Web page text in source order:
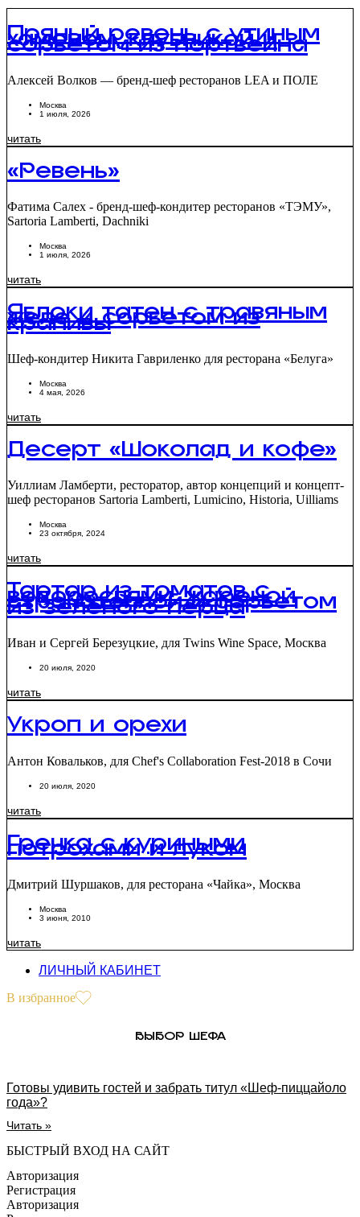
Пряный ревень с утиным
хамоном, клубникой и
сорбетом из портвейна
Алексей Волков — бренд-шеф ресторанов LEA и ПОЛЕ
Москва
1 июля, 2026
читать
«Ревень»
Фатима Салех - бренд-шеф-кондитер ресторанов «ТЭМУ»,
Sartoria Lamberti, Dachniki
Москва
1 июля, 2026
читать
Яблоки татен с травяным
желе и сорбетом из
крапивы
Шеф-кондитер Никита Гавриленко для ресторана «Белуга»
Москва
4 мая, 2026
читать
Десерт «Шоколад и кофе»
Уиллиам Ламберти, ресторатор, автор концепций и концепт-
шеф ресторанов Sartoria Lamberti, Lumicino, Historia, Uilliams
Москва
23 октября, 2024
читать
Тартар из томатов с
водорослями, жареной
страчателлой и сорбетом
из зеленого перца
Иван и Сергей Березуцкие, для Twins Wine Space, Москва
20 июля, 2020
читать
Укроп и орехи
Антон Ковальков, для Chef's Collaboration Fest-2018 в Сочи
20 июля, 2020
читать
Гречка с куриными
потрохами и луком
Дмитрий Шуршаков, для ресторана «Чайка», Москва
Москва
3 июня, 2010
читать
ЛИЧНЫЙ КАБИНЕТ
В избранное
Готовы удивить гостей и забрать титул «Шеф-пиццайоло
года»?
Читать »
БЫСТРЫЙ ВХОД НА САЙТ
Авторизация
Регистрация
Авторизация